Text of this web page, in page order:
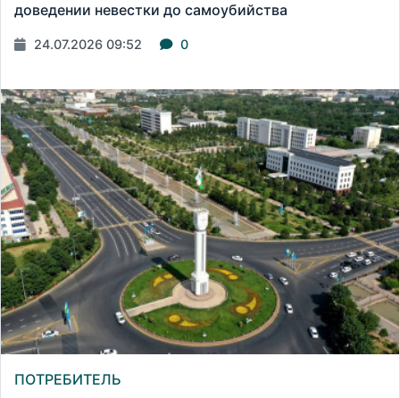
доведении невестки до самоубийства
24.07.2026 09:52 0
ПОТРЕБИТЕЛЬ